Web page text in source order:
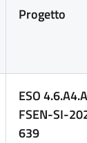
Progetto
ESO
FSEN-SI-
639